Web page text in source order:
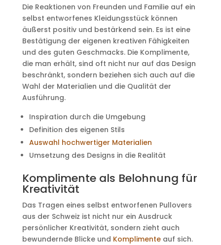
Die Reaktionen von Freunden und Familie auf ein
selbst entworfenes Kleidungsstück können
äußerst positiv und bestärkend sein. Es ist eine
Bestätigung der eigenen kreativen Fähigkeiten
und des guten Geschmacks. Die Komplimente,
die man erhält, sind oft nicht nur auf das Design
beschränkt, sondern beziehen sich auch auf die
Wahl der Materialien und die Qualität der
Ausführung.
Inspiration durch die Umgebung
Definition des eigenen Stils
Auswahl hochwertiger Materialien
Umsetzung des Designs in die Realität
Komplimente als Belohnung für
Kreativität
Das Tragen eines selbst entworfenen Pullovers
aus der Schweiz ist nicht nur ein Ausdruck
persönlicher Kreativität, sondern zieht auch
bewundernde Blicke und Komplimenteauf sich.